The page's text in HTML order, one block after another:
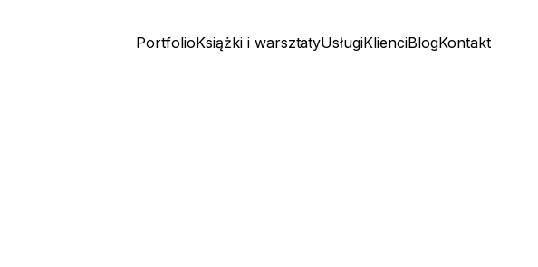
PortfolioKsiążki i warsztatyUsługiKlienciBlogKontakt